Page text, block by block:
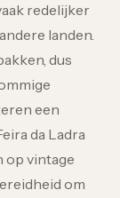
redelijker
landen.
dus
een
da Ladra
op vintage
om